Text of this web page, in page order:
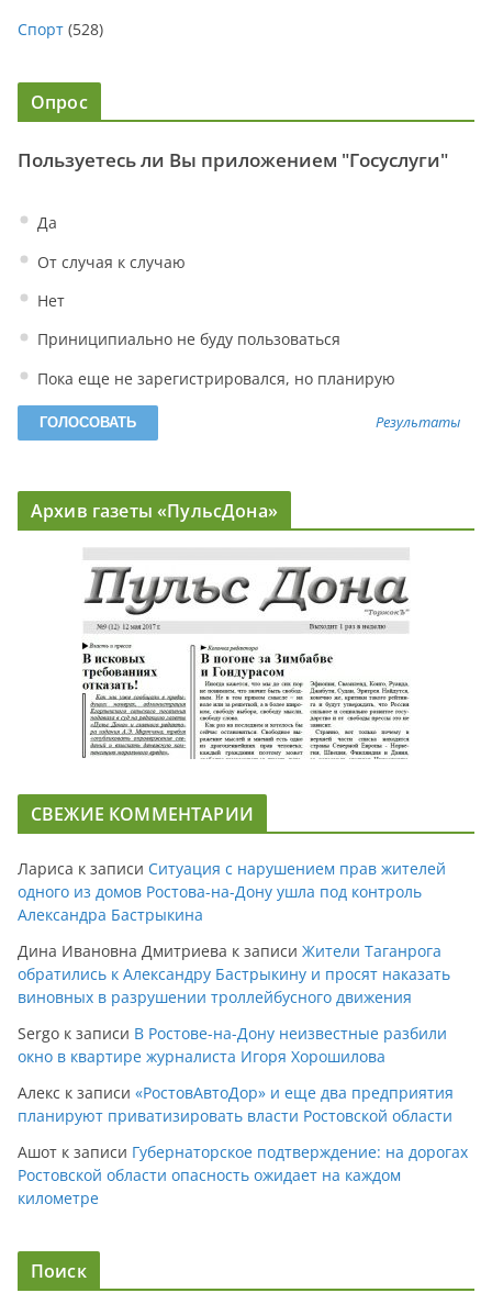
Спорт (528)
Опрос
Пользуетесь ли Вы приложением "Госуслуги"
Да
От случая к случаю
Нет
Приниципиально не буду пользоваться
Пока еще не зарегистрировался, но планирую
Результаты
Архив газеты «ПульсДона»
СВЕЖИЕ КОММЕНТАРИИ
Лариса к записи Ситуация с нарушением прав жителей
одного из домов Ростова-на-Дону ушла под контроль
Александра Бастрыкина
Дина Ивановна Дмитриева к записи Жители Таганрога
обратились к Александру Бастрыкину и просят наказать
виновных в разрушении троллейбусного движения
Sergo к записи В Ростове-на-Дону неизвестные разбили
окно в квартире журналиста Игоря Хорошилова
Алекс к записи «РостовАвтоДор» и еще два предприятия
планируют приватизировать власти Ростовской области
Ашот к записи Губернаторское подтверждение: на дорогах
Ростовской области опасность ожидает на каждом
километре
Поиск